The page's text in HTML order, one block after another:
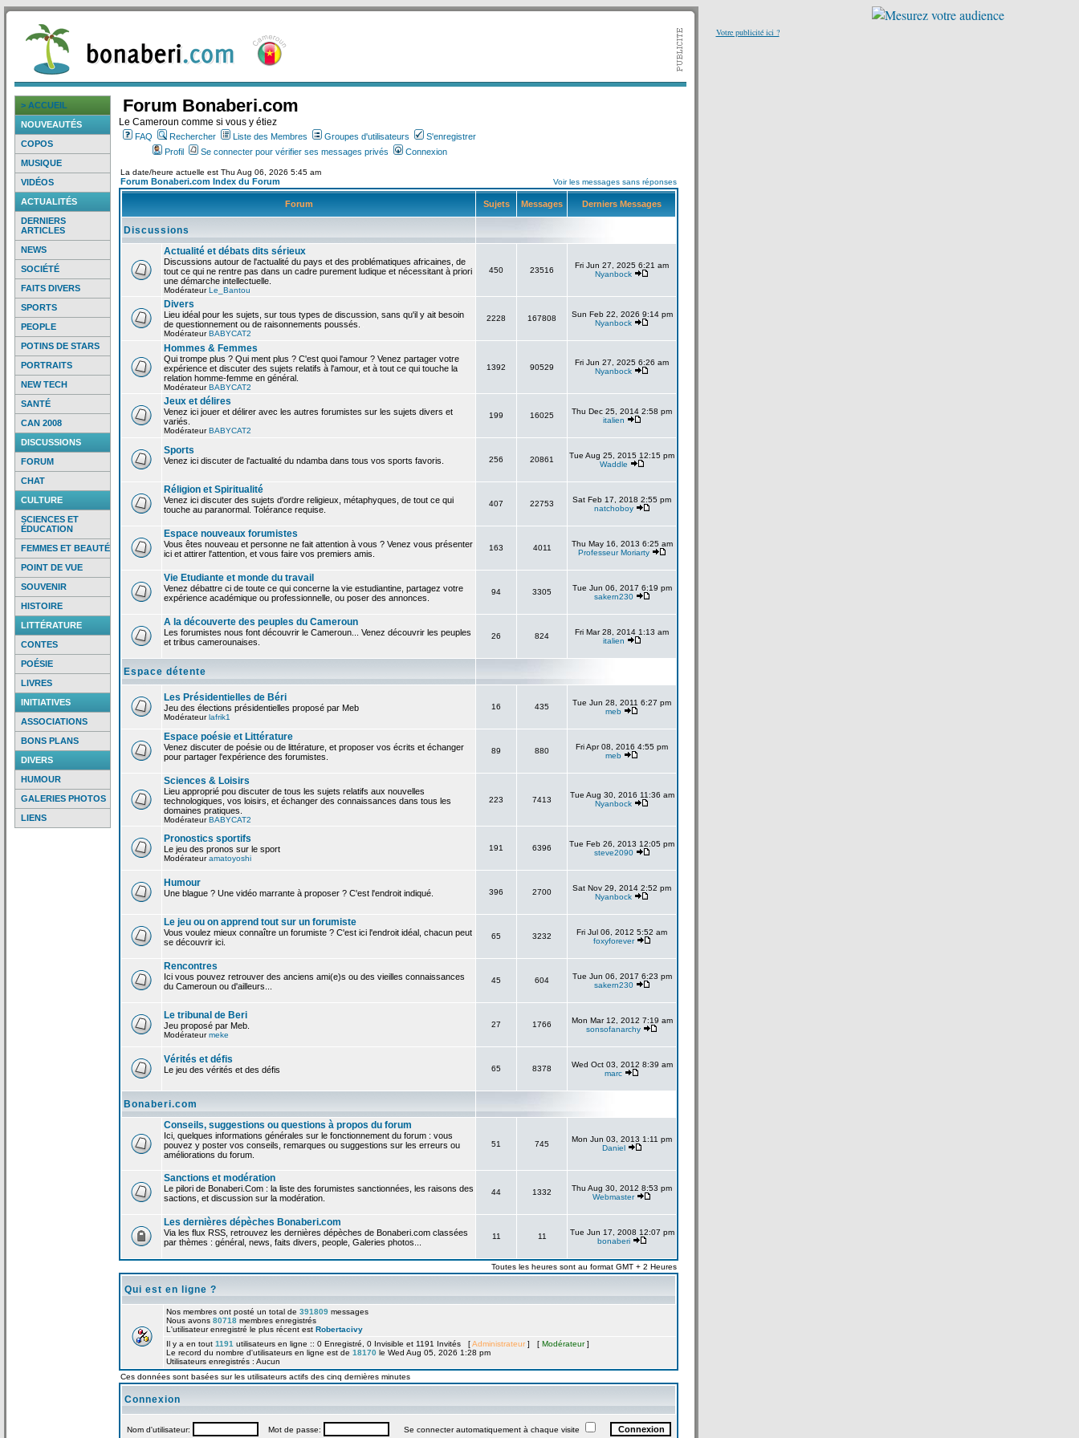
> ACCUEIL
NOUVEAUTÉS
COPOS
MUSIQUE
VIDÉOS
ACTUALITÉS
DERNIERS
ARTICLES
NEWS
SOCIÉTÉ
FAITS DIVERS
SPORTS
PEOPLE
POTINS DE STARS
PORTRAITS
NEW TECH
SANTÉ
CAN 2008
DISCUSSIONS
FORUM
CHAT
CULTURE
SCIENCES ET
ÉDUCATION
FEMMES ET BEAUTÉ
POINT DE VUE
SOUVENIR
HISTOIRE
LITTÉRATURE
CONTES
POÉSIE
LIVRES
INITIATIVES
ASSOCIATIONS
BONS PLANS
DIVERS
HUMOUR
GALERIES PHOTOS
LIENS
Forum Bonaberi.com
Le Cameroun comme si vous y étiez
FAQ Rechercher Liste des Membres Groupes d'utilisateurs
S'enregistrer
Profil
Se connecter pour vérifier ses messages privés Connexion
La date/heure actuelle est Thu Aug 06, 2026 5:45 am
Forum Bonaberi.com Index du Forum Voir les messages sans réponses
Forum Sujets Messages Derniers Messages
Discussions
Actualité et débats dits sérieux
Discussions autour de l'actualité du pays et des problématiques africaines, de
tout ce qui ne rentre pas dans un cadre purement ludique et nécessitant à priori
une démarche intellectuelle.
ModérateurLe_Bantou
450 23516
Fri Jun 27, 2025 6:21 am
Nyanbock
Divers
Lieu idéal pour les sujets, sur tous types de discussion, sans qu'il y ait besoin
de questionnement ou de raisonnements poussés.
ModérateurBABYCAT2
2228 167808
Sun Feb 22, 2026 9:14 pm
Nyanbock
Hommes & Femmes
Qui trompe plus ? Qui ment plus ? C'est quoi l'amour ? Venez partager votre
expérience et discuter des sujets relatifs à l'amour, et à tout ce qui touche la
relation homme-femme en général.
ModérateurBABYCAT2
1392 90529
Fri Jun 27, 2025 6:26 am
Nyanbock
Jeux et délires
Venez ici jouer et délirer avec les autres forumistes sur les sujets divers et
variés.
ModérateurBABYCAT2
199 16025
Thu Dec 25, 2014 2:58 pm
italien
Sports
Venez ici discuter de l'actualité du ndamba dans tous vos sports favoris. 256 20861
Tue Aug 25, 2015 12:15 pm
Waddle
Réligion et Spiritualité
Venez ici discuter des sujets d'ordre religieux, métaphyques, de tout ce qui
touche au paranormal. Tolérance requise.
407 22753
Sat Feb 17, 2018 2:55 pm
natchoboy
Espace nouveaux forumistes
Vous êtes nouveau et personne ne fait attention à vous ? Venez vous présenter
ici et attirer l'attention, et vous faire vos premiers amis.
163 4011
Thu May 16, 2013 6:25 am
Professeur Moriarty
Vie Etudiante et monde du travail
Venez débattre ci de toute ce qui concerne la vie estudiantine, partagez votre
expérience académique ou professionnelle, ou poser des annonces.
94 3305
Tue Jun 06, 2017 6:19 pm
sakern230
A la découverte des peuples du Cameroun
Les forumistes nous font découvrir le Cameroun... Venez découvrir les peuples
et tribus camerounaises.
26 824
Fri Mar 28, 2014 1:13 am
italien
Espace détente
Les Présidentielles de Béri
Jeu des élections présidentielles proposé par Meb
Modérateurlafrik1
16 435
Tue Jun 28, 2011 6:27 pm
meb
Espace poésie et Littérature
Venez discuter de poésie ou de littérature, et proposer vos écrits et échanger
pour partager l'expérience des forumistes.
89 880
Fri Apr 08, 2016 4:55 pm
meb
Sciences & Loisirs
Lieu approprié pou discuter de tous les sujets relatifs aux nouvelles
technologiques, vos loisirs, et échanger des connaissances dans tous les
domaines pratiques.
ModérateurBABYCAT2
223 7413
Tue Aug 30, 2016 11:36 am
Nyanbock
Pronostics sportifs
Le jeu des pronos sur le sport
Modérateuramatoyoshi
191 6396
Tue Feb 26, 2013 12:05 pm
steve2090
Humour
Une blague ? Une vidéo marrante à proposer ? C'est l'endroit indiqué. 396 2700
Sat Nov 29, 2014 2:52 pm
Nyanbock
Le jeu ou on apprend tout sur un forumiste
Vous voulez mieux connaître un forumiste ? C'est ici l'endroit idéal, chacun peut
se découvrir ici.
65 3232
Fri Jul 06, 2012 5:52 am
foxyforever
Rencontres
Ici vous pouvez retrouver des anciens ami(e)s ou des vieilles connaissances
du Cameroun ou d'ailleurs...
45 604
Tue Jun 06, 2017 6:23 pm
sakern230
Le tribunal de Beri
Jeu proposé par Meb.
Modérateurmeke
27 1766
Mon Mar 12, 2012 7:19 am
sonsofanarchy
Vérités et défis
Le jeu des vérités et des défis 65 8378
Wed Oct 03, 2012 8:39 am
marc
Bonaberi.com
Conseils, suggestions ou questions à propos du forum
Ici, quelques informations générales sur le fonctionnement du forum : vous
pouvez y poster vos conseils, remarques ou suggestions sur les erreurs ou
améliorations du forum.
51 745
Mon Jun 03, 2013 1:11 pm
Daniel
Sanctions et modération
Le pilori de Bonaberi.Com : la liste des forumistes sanctionnées, les raisons des
sactions, et discussion sur la modération.
44 1332
Thu Aug 30, 2012 8:53 pm
Webmaster
Les dernières dépèches Bonaberi.com
Via les flux RSS, retrouvez les dernières dépèches de Bonaberi.com classées
par thèmes : général, news, faits divers, people, Galeries photos...
11 11
Tue Jun 17, 2008 12:07 pm
bonaberi
Toutes les heures sont au format GMT + 2 Heures
Qui est en ligne ?
Nos membres ont posté un total de 391809 messages
Nous avons 80718 membres enregistrés
L'utilisateur enregistré le plus récent est Robertacivy
Il y a en tout 1191 utilisateurs en ligne :: 0 Enregistré, 0 Invisible et 1191 Invités [Administrateur ] [ Modérateur]
Le record du nombre d'utilisateurs en ligne est de 18170 le Wed Aug 05, 2026 1:28 pm
Utilisateurs enregistrés : Aucun
Ces données sont basées sur les utilisateurs actifs des cinq dernières minutes
Connexion
Nom d'utilisateur: Mot de passe: Se connecter automatiquement à chaque visite
Votre publicité ici ?